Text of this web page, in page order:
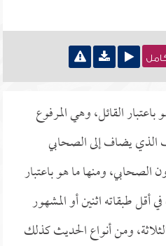
القائل، وهي المرفوع
الذي يضاف إلى الصحابي
ومنها ما هو باعتبار
أقل طبقاته اثنين أو المشهور
ومن أنواع الحديث كذلك